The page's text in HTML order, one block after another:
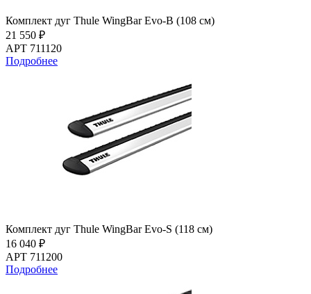
Комплект дуг Thule WingBar Evo-B (108 см)
21 550 ₽
АРТ 711120
Подробнее
Комплект дуг Thule WingBar Evo-S (118 см)
16 040 ₽
АРТ 711200
Подробнее